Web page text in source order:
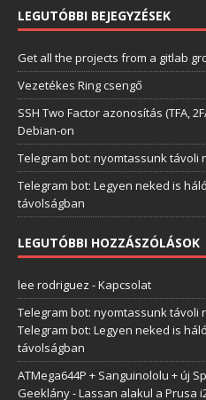
LEGUTÓBBI BEJEGYZÉSEK
Get all the projects from a gitlab
Vezetékes Ring csengő
SSH Two Factor azonosítás (TFA,
Debian-on
Telegram bot: nyomtassunk távoli
Telegram bot: Legyen neked is
távolságban
LEGUTÓBBI HOZZÁSZÓLÁSOK
lee rodriguez -Kapcsolat
Telegram bot: nyomtassunk távoli
Telegram bot: Legyen neked is
távolságban
ATMega644P + Sanguinololu + új
Geeklány-Lassan alakul a Prusa